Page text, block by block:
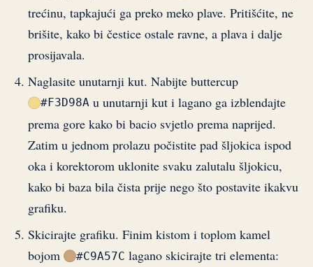
trećinu, tapkajući ga preko meko plave. Pritišćite, ne
brišite, kako bi čestice ostale ravne, a plava i dalje
prosijavala.
Naglasite unutarnji kut. Nabijte buttercup
#F3D98A u unutarnji kut i lagano ga izblendajte
prema gore kako bi bacio svjetlo prema naprijed.
Zatim u jednom prolazu počistite pad šljokica ispod
oka i korektorom uklonite svaku zalutalu šljokicu,
kako bi baza bila čista prije nego što postavite ikakvu
grafiku.
Skicirajte grafiku. Finim kistom i toplom kamel
bojom
#C9A57C lagano skicirajte tri elementa: